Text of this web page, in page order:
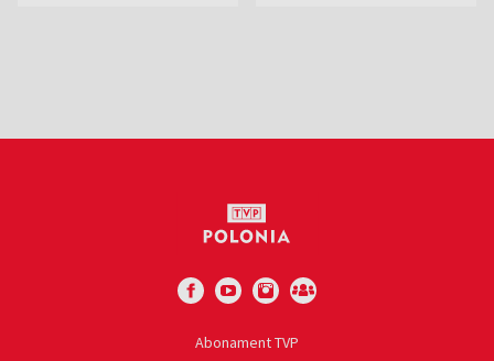
Abonament TVP